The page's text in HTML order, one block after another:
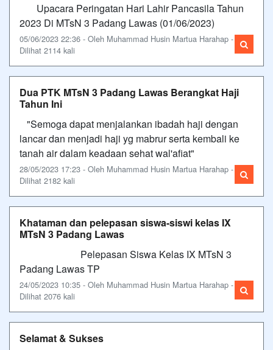
Upacara Peringatan Hari Lahir Pancasila Tahun
2023 Di MTsN 3 Padang Lawas (01/06/2023)
05/06/2023 22:36 - Oleh Muhammad Husin Martua Harahap -
Dilihat 2114 kali
Dua PTK MTsN 3 Padang Lawas Berangkat Haji
Tahun Ini
"Semoga dapat menjalankan ibadah haji dengan
lancar dan menjadi haji yg mabrur serta kembali ke
tanah air dalam keadaan sehat wal'afiat"
28/05/2023 17:23 - Oleh Muhammad Husin Martua Harahap -
Dilihat 2182 kali
Khataman dan pelepasan siswa-siswi kelas IX
MTsN 3 Padang Lawas
Pelepasan Siswa Kelas IX MTsN 3
Padang Lawas TP
24/05/2023 10:35 - Oleh Muhammad Husin Martua Harahap -
Dilihat 2076 kali
Selamat & Sukses